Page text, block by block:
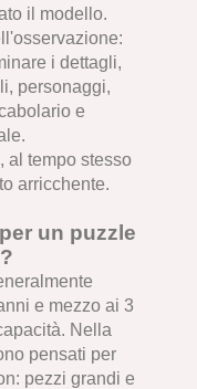
il modello.
i dettagli,
personaggi,
e
al tempo stesso
arricchente.
un puzzle
e mezzo ai 3
Nella
pensati per
pezzi grandi e